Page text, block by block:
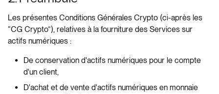
Les présentes Conditions Générales Crypto (ci-après les
“CG Crypto”), relatives à la fourniture des Services sur
actifs numériques :
De conservation d'actifs numériques pour le compte
d'un client,
D'achat et de vente d'actifs numériques en monnaie